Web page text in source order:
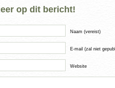
op dit bericht!
Naam (vereist)
E-mail (zal niet
Website